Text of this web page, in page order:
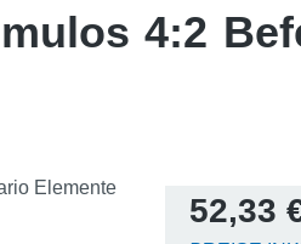
4:2
Regulärer
52,33